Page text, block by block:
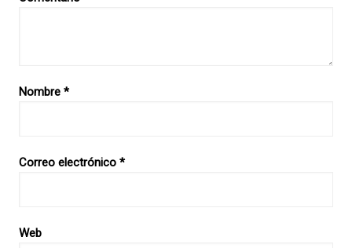
Nombre *
Correo electrónico *
Web